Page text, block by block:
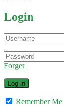
Login
Forget
Remember Me